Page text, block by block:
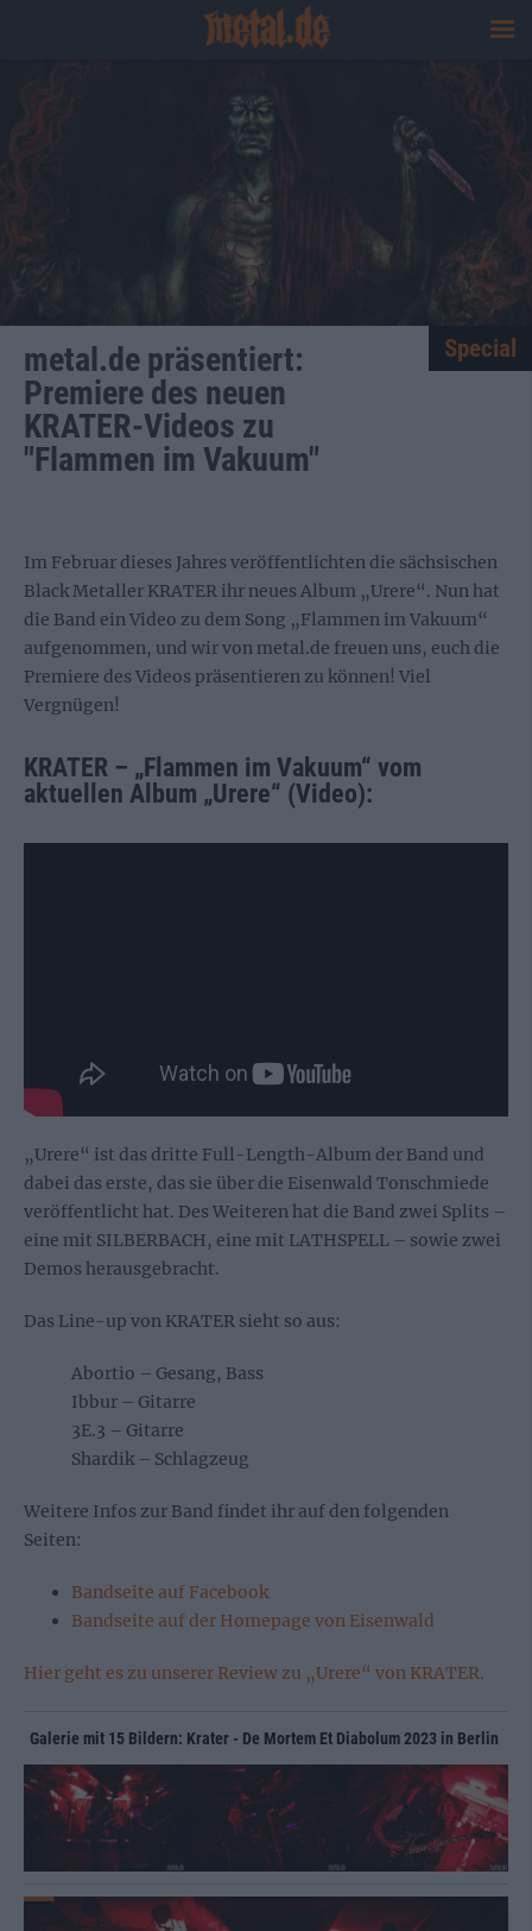
metal.de präsentiert:
Premiere des neuen
KRATER-Videos zu
"Flammen im Vakuum"
Special
Im Februar dieses Jahres veröffentlichten die sächsischen
Black Metaller KRATER ihr neues Album „Urere“. Nun hat
die Band ein Video zu dem Song „Flammen im Vakuum“
aufgenommen, und wir von metal.de freuen uns, euch die
Premiere des Videos präsentieren zu können! Viel
Vergnügen!
KRATER – „Flammen im Vakuum“ vom
aktuellen Album „Urere“ (Video):
„Urere“ ist das dritte Full-Length-Album der Band und
dabei das erste, das sie über die Eisenwald Tonschmiede
veröffentlicht hat. Des Weiteren hat die Band zwei Splits –
eine mit SILBERBACH, eine mit LATHSPELL – sowie zwei
Demos herausgebracht.
Das Line-up von KRATER sieht so aus:
Abortio – Gesang, Bass
Ibbur – Gitarre
3E.3 – Gitarre
Shardik – Schlagzeug
Weitere Infos zur Band findet ihr auf den folgenden
Seiten:
Bandseite auf Facebook
Bandseite auf der Homepage von Eisenwald
Hier geht es zu unserer Review zu „Urere“ von KRATER.
Galerie mit 15 Bildern: Krater - De Mortem Et Diabolum 2023 in Berlin